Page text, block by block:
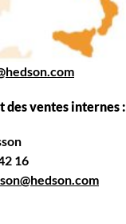
des ventes internes :
16